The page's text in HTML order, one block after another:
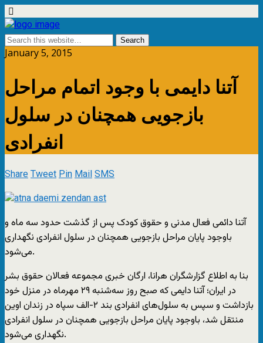
January 5, 2015
آتنا دایمی با وجود اتمام مراحل
بازجویی همچنان در سلول
انفرادی
ShareTweetPinMailSMS
آتنا دائمی فعال مدنی و حقوق کودک پس از گذشت حدود سه ماه و
باوجود پایان مراحل بازجویی همچنان در سلول انفرادی نگهداری
می‌شود.
بنا به اطلاع گزارشگران هرانا، ارگان خبری مجموعه فعالان حقوق بشر
در ایران؛ آتنا دایمی که صبح روز سه‌شنبه ۲۹ مهرماه در منزل خود
بازداشت و سپس به سلول‌های انفرادی بند ۲-الف سپاه در زندان اوین
منتقل شد، باوجود پایان مراحل بازجویی همچنان در سلول انفرادی
نگهداری می‌شود.